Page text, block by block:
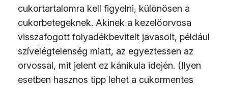
cukortartalomra kell figyelni, különösen a
cukorbetegeknek. Akinek a kezelőorvosa
visszafogott folyadékbevitelt javasolt, például
szívelégtelenség miatt, az egyeztessen az
orvossal, mit jelent ez kánikula idején. (Ilyen
esetben hasznos tipp lehet a cukormentes